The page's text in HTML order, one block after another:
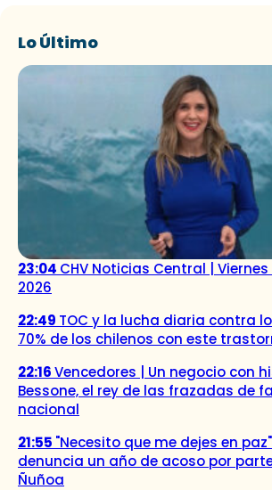
Lo Último
23:04 CHV Noticias Central |
2026
22:49 TOC y la lucha diaria contra
70% de los chilenos con este
22:16Vencedores | Un negocio con
Bessone, el rey de las frazadas de
nacional
21:55 "Necesito que me dejes en
denuncia un año de acoso por
Ñuñoa